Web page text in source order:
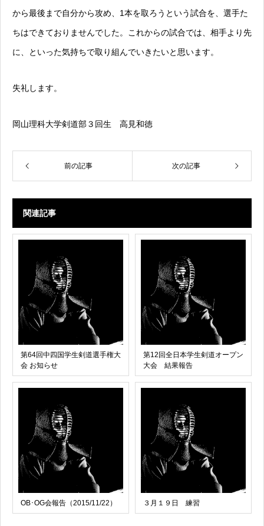
から最後まで自分から攻め、1本を取ろうという試合を、選手た
ちはできておりませんでした。これからの試合では、相手より先
に、といった気持ちで取り組んでいきたいと思います。
失礼します。
岡山理科大学剣道部３回生 高見和徳
前の記事 次の記事
関連記事
第64回中四国学生剣道選手権大
会 お知らせ
第12回全日本学生剣道オープン
大会 結果報告
OB･OG会報告（2015/11/22） ３月１９日 練習